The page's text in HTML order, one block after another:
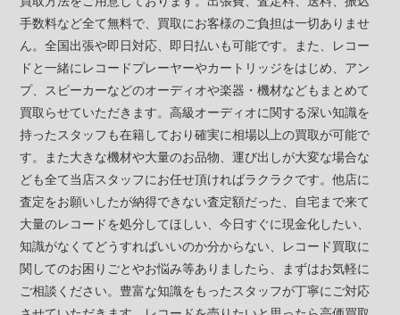
手数料など全て無料で、買取にお客様のご負担は一切ありませ
ん。全国出張や即日対応、即日払いも可能です。また、レコー
ドと一緒にレコードプレーヤーやカートリッジをはじめ、アン
プ、スピーカーなどのオーディオや楽器・機材などもまとめて
買取らせていただきます。高級オーディオに関する深い知識を
持ったスタッフも在籍しており確実に相場以上の買取が可能で
す。また大きな機材や大量のお品物、運び出しが大変な場合な
ども全て当店スタッフにお任せ頂ければラクラクです。他店に
査定をお願いしたが納得できない査定額だった、自宅まで来て
大量のレコードを処分してほしい、今日すぐに現金化したい、
知識がなくてどうすればいいのか分からない、レコード買取に
関してのお困りごとやお悩み等ありましたら、まずはお気軽に
ご相談ください。豊富な知識をもったスタッフが丁寧にご対応